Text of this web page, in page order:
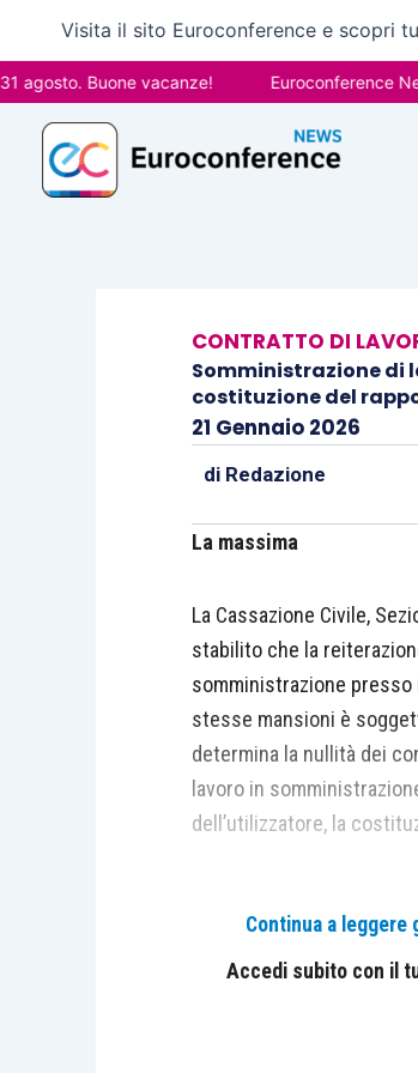
contenuto
Visita il sito Euroconference e scopri
Buone vacanze! Euroconference News
CONTRATTO DI
Somministrazione di
costituzione del
21 Gennaio 2026
di Redazione
La massima
La Cassazione Civile,
stabilito che la
somministrazione
stesse mansioni è
determina la nullità dei
lavoro in
dell’utilizzatore, la
Il caso
La Corte d’Appello di
Continua a leggere
Accedi subito con il